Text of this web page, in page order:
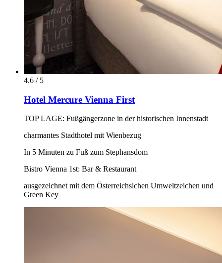
4.6 / 5
Hotel Mercure Vienna First
TOP LAGE: Fußgängerzone in der historischen Innenstadt
charmantes Stadthotel mit Wienbezug
In 5 Minuten zu Fuß zum Stephansdom
Bistro Vienna 1st: Bar & Restaurant
ausgezeichnet mit dem Österreichsichen Umweltzeichen und
Green Key